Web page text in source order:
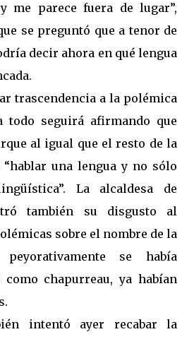
me parece fuera de lugar”,
se preguntó que a tenor de
decir ahora en qué lengua
trascendencia a la polémica
todo seguirá afirmando que
al igual que el resto de la
una lengua y no sólo
La alcaldesa de
también su disgusto al
sobre el nombre de la
se había
como chapurreau, ya habían
intentó ayer recabar la